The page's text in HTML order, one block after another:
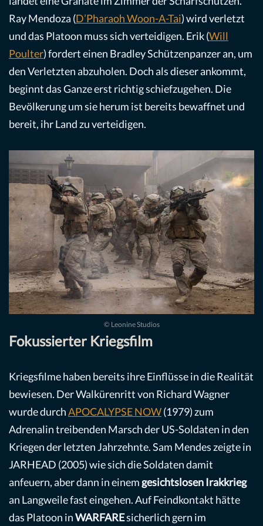
Ray Mendoza (D’Pharaoh Woon-A-Tai) wird verletzt
und das Platoon muss sich verteidigen. Erik (Will
Poulter) fordert einen Bradley Schützenpanzer an, um
den Verletzten abzuholen. Doch als dieser ankommt,
beginnt das Ganze erst richtig schiefzugehen. Die
Bevölkerung um sie herum ist bereits bewaffnet und
bereit, ihr Land zu verteidigen.
© Leonine Studios
Fokussierter Kriegsfilm
Kriegsfilme haben bereits ihre Einflüsse in die Realität
bewiesen. Der Walkürenritt von Richard Wagner
wurde durchAPOCALYPSE NOW(1979) zum
Adrenalin treibenden Marsch der US-Soldaten in den
Kriegen der letzten Jahrzehnte. Sam Mendes zeigte in
JARHEAD (2005) wie sich die Soldaten damit
anfeuern, aber dann in einem gesichtslosen Irakkrieg
an Langweile fast eingehen. Auf Feindkontakt hätte
das Platoon inWARFAREsicherlich gern im